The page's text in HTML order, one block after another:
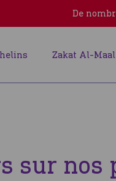
De
Zakat Al-Maal
sur nos